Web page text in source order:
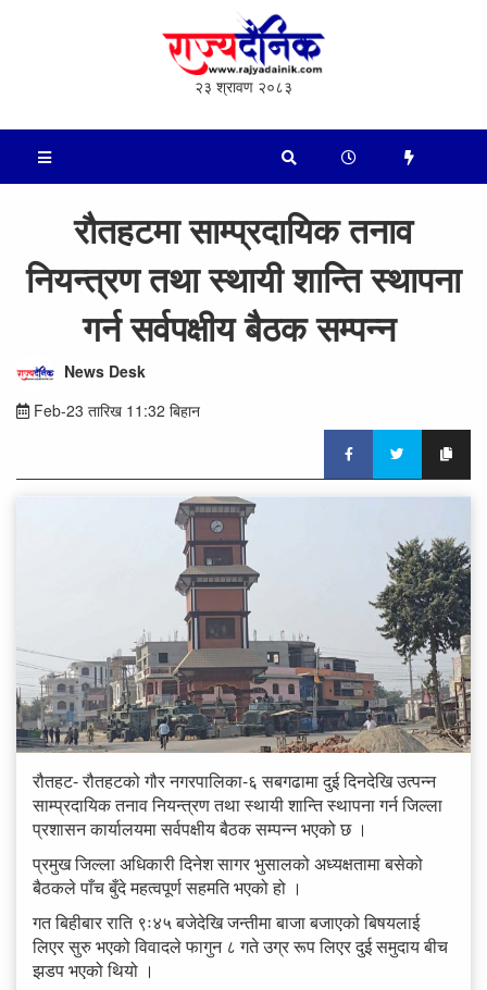
२३ श्रावण २०८३
रौत​ह​ट​मा साम्प्रदायिक तनाव
नियन्त्रण तथा स्थायी शान्ति स्थापना
गर्न सर्वपक्षीय बैठक सम्पन्न
News Desk
Feb-23 तारिख 11:32 बिहान
रौतहट- रौतहटको गौर नगरपालिका-६ सबगढामा दुई दिनदेखि उत्पन्न
साम्प्रदायिक तनाव नियन्त्रण तथा स्थायी शान्ति स्थापना गर्न जिल्ला
प्रशासन कार्यालयमा सर्वपक्षीय बैठक सम्पन्न भएको छ ।
प्रमुख जिल्ला अधिकारी दिनेश सागर भुसालको अध्यक्षतामा बसेको
बैठकले पाँच बुँदे महत्वपूर्ण सहमति भएको हो ।
गत बिहीबार राति ९ः४५ बजेदेखि जन्तीमा बाजा बजाएको बिषयलाई
लिएर सुरु भएको विवादले फागुन ८ गते उग्र रूप लिएर दुई समुदाय बीच
झडप भएको थियो ।